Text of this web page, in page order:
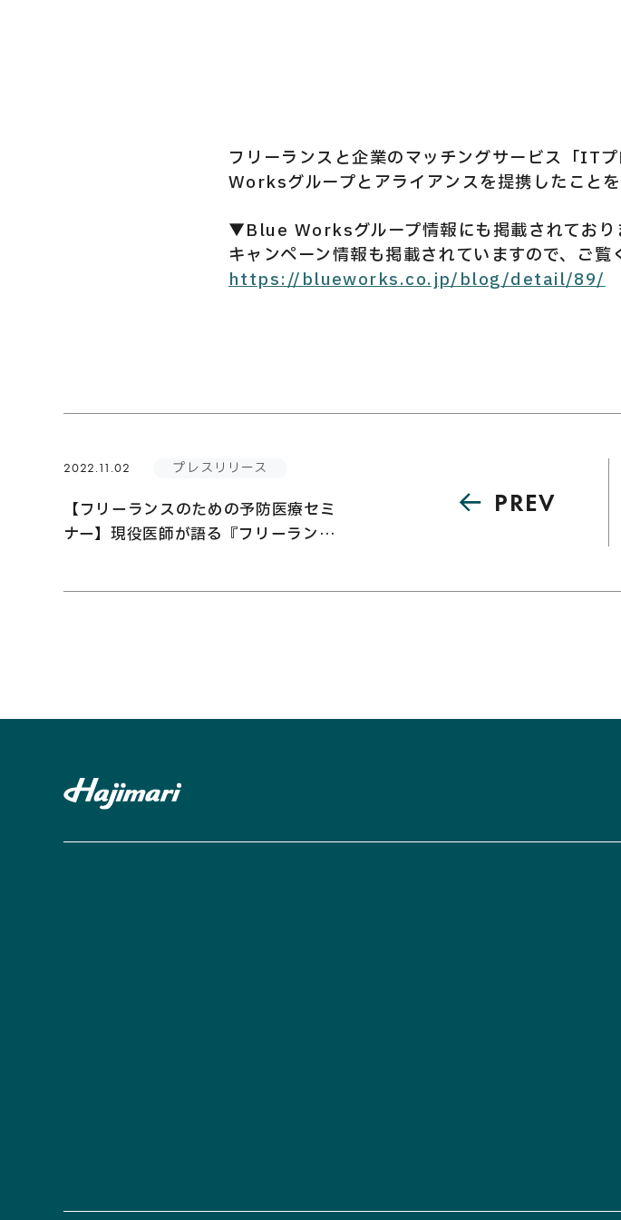
Security Actionフリーランスと企業のマッチングサービス「IT
Worksグループとアライアンスを提携したことを
▼Blue Worksグループ情報にも掲載されており
キャンペーン情報も掲載されていますので、ご覧
https://blueworks.co.jp/blog/detail/89/
2022.11.02 プレスリリース
【フリーランスのための予防医療セミ
ナー】現役医師が語る『フリーランス
PREV